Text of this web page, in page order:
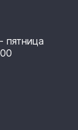
пятница